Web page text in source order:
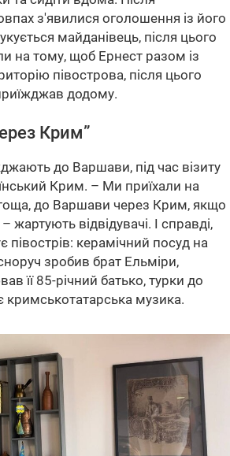
з'явилися оголошення із його
майданівець, після цього
на тому, щоб Ернест разом із
півострова, після цього
додому.
Крим”
до Варшави, під час візиту
Крим. – Ми приїхали на
до Варшави через Крим, якщо
жартують відвідувачі. І справді,
півострів: керамічний посуд на
зробив брат Ельміри,
її 85-річний батько, турки до
кримськотатарська музика.